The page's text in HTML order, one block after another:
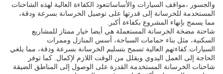
والجسور ،مواقف السيارات والأساساتتعود الكفاءة العالية لهذه الشاحنات
المستخدمة للخرسانة إلى قدرتها على توصيل الخرسانة بسرعة ودقة،
مما يسمح بإنهاء المشروع بكفاءة أكبر.
شاحنة مضخة الخرسانة المستعملة هي أيضا خيار ممتاز للمشاريع
السكنية، مثل بناء حمامات السباحة، أسس المنازل وممرات
السيارات.كفاءتهم العالية تسمح بتسليم الخرسانة بسرعة ودقة، مما يلغي
الحاجة إلى العمل اليدوي ويقلل من الوقت اللازم لإكمال. كما توفر
شاحنات الخرسانة المستخدمة القدرة على الوصول إلى المناطق الضيقة